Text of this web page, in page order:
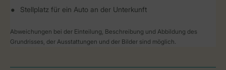
Stellplatz für ein Auto an der Unterkunft
Abweichungen bei der Einteilung, Beschreibung und Abbildung des
Grundrisses, der Ausstattungen und der Bilder sind möglich.